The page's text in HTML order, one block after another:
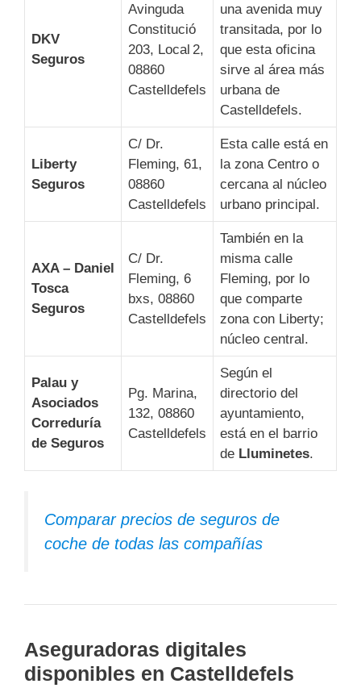
DKV
Seguros
Avinguda
Constitució
203, Local 2,
08860
Castelldefels
una avenida muy
transitada, por lo
que esta oficina
sirve al área más
urbana de
Castelldefels.
Liberty
Seguros
C/ Dr.
Fleming, 61,
08860
Castelldefels
Esta calle está en
la zona Centro o
cercana al núcleo
urbano principal.
AXA – Daniel
Tosca
Seguros
C/ Dr.
Fleming, 6
bxs, 08860
Castelldefels
También en la
misma calle
Fleming, por lo
que comparte
zona con Liberty;
núcleo central.
Palau y
Asociados
Correduría
de Seguros
Pg. Marina,
132, 08860
Castelldefels
Según el
directorio del
ayuntamiento,
está en el barrio
de Lluminetes.
Comparar precios de seguros de
coche de todas las compañías
Aseguradoras digitales
disponibles en Castelldefels